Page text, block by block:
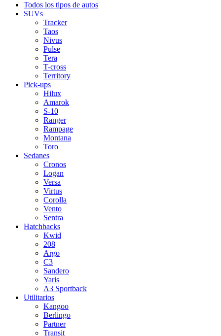
Todos los tipos de autos
SUVs
Tracker
Taos
Nivus
Pulse
Tera
T-cross
Territory
Pick-ups
Hilux
Amarok
S-10
Ranger
Rampage
Montana
Toro
Sedanes
Cronos
Logan
Versa
Virtus
Corolla
Vento
Sentra
Hatchbacks
Kwid
208
Argo
C3
Sandero
Yaris
A3 Sportback
Utilitarios
Kangoo
Berlingo
Partner
Transit